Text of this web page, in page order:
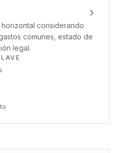
considerando
comunes, estado de
legal.